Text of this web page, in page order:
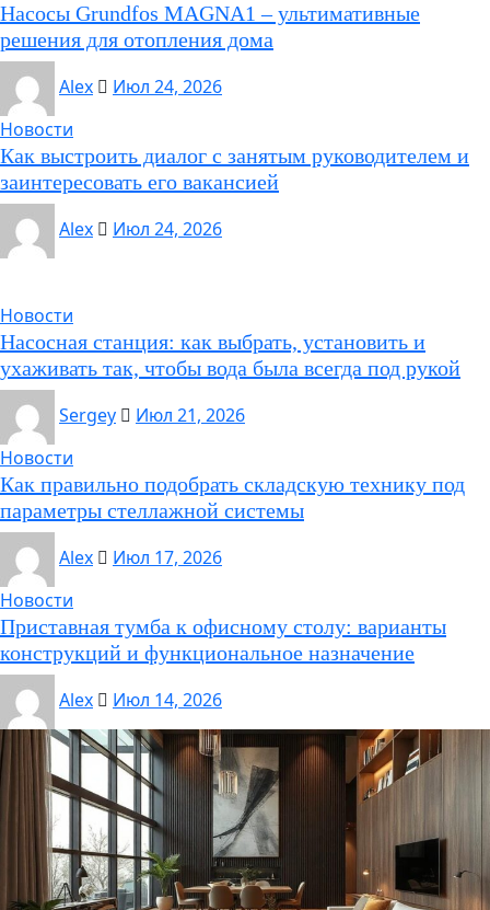
Насосы Grundfos MAGNA1 – ультимативные
решения для отопления дома
Alex
Июл 24, 2026
Новости
Как выстроить диалог с занятым руководителем и
заинтересовать его вакансией
Alex
Июл 24, 2026
Новости
Насосная станция: как выбрать, установить и
ухаживать так, чтобы вода была всегда под рукой
Sergey
Июл 21, 2026
Новости
Как правильно подобрать складскую технику под
параметры стеллажной системы
Alex
Июл 17, 2026
Новости
Приставная тумба к офисному столу: варианты
конструкций и функциональное назначение
Alex
Июл 14, 2026